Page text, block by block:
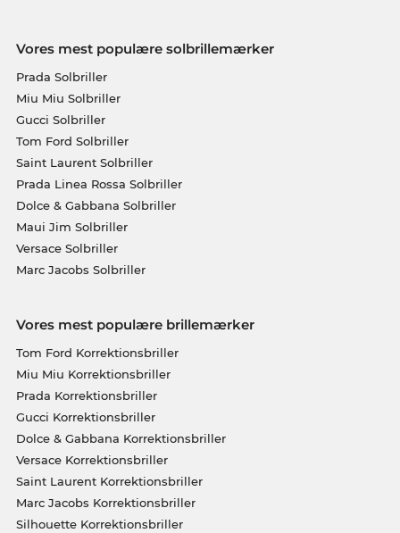
Vores mest populære solbrillemærker
Prada Solbriller
Miu Miu Solbriller
Gucci Solbriller
Tom Ford Solbriller
Saint Laurent Solbriller
Prada Linea Rossa Solbriller
Dolce & Gabbana Solbriller
Maui Jim Solbriller
Versace Solbriller
Marc Jacobs Solbriller
Vores mest populære brillemærker
Tom Ford Korrektionsbriller
Miu Miu Korrektionsbriller
Prada Korrektionsbriller
Gucci Korrektionsbriller
Dolce & Gabbana Korrektionsbriller
Versace Korrektionsbriller
Saint Laurent Korrektionsbriller
Marc Jacobs Korrektionsbriller
Silhouette Korrektionsbriller